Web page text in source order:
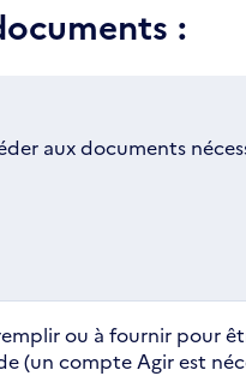
:
aux documents
ou à fournir pour
(un compte Agir est